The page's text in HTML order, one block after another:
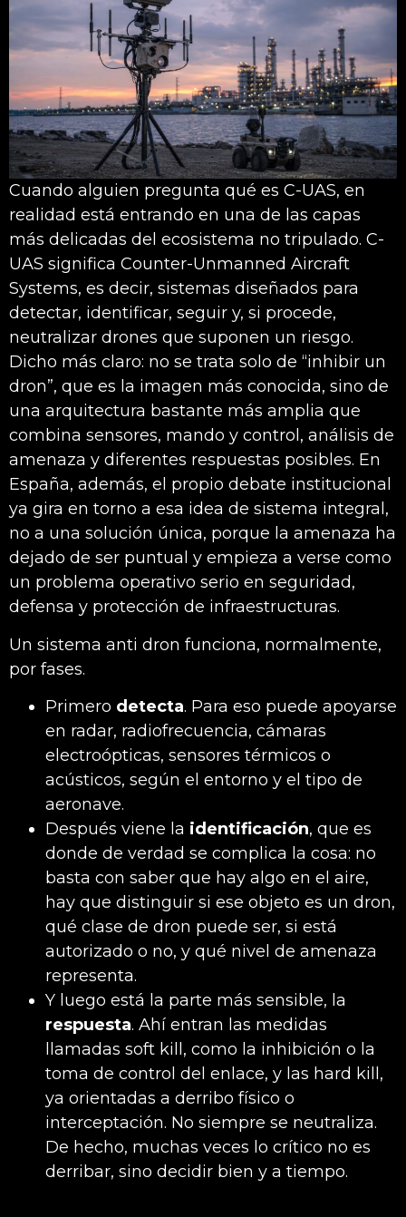
Cuando alguien pregunta qué es C-UAS, en
realidad está entrando en una de las capas
más delicadas del ecosistema no tripulado. C-
UAS significa Counter-Unmanned Aircraft
Systems, es decir, sistemas diseñados para
detectar, identificar, seguir y, si procede,
neutralizar drones que suponen un riesgo.
Dicho más claro: no se trata solo de “inhibir un
dron”, que es la imagen más conocida, sino de
una arquitectura bastante más amplia que
combina sensores, mando y control, análisis de
amenaza y diferentes respuestas posibles. En
España, además, el propio debate institucional
ya gira en torno a esa idea de sistema integral,
no a una solución única, porque la amenaza ha
dejado de ser puntual y empieza a verse como
un problema operativo serio en seguridad,
defensa y protección de infraestructuras.
Un sistema anti dron funciona, normalmente,
por fases.
Primero detecta. Para eso puede apoyarse
en radar, radiofrecuencia, cámaras
electroópticas, sensores térmicos o
acústicos, según el entorno y el tipo de
aeronave.
Después viene la identificación, que es
donde de verdad se complica la cosa: no
basta con saber que hay algo en el aire,
hay que distinguir si ese objeto es un dron,
qué clase de dron puede ser, si está
autorizado o no, y qué nivel de amenaza
representa.
Y luego está la parte más sensible, la
respuesta. Ahí entran las medidas
llamadas soft kill, como la inhibición o la
toma de control del enlace, y las hard kill,
ya orientadas a derribo físico o
interceptación. No siempre se neutraliza.
De hecho, muchas veces lo crítico no es
derribar, sino decidir bien y a tiempo.